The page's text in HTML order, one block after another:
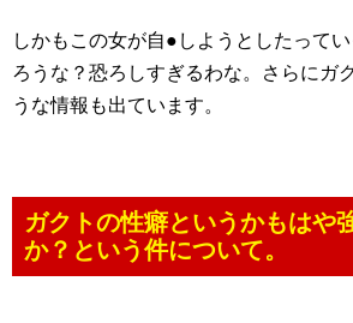
しかもこの女が自●しようとしたって
ろうな？恐ろしすぎるわな。さらにガ
うな情報も出ています。
ガクトの性癖というかもはや
か？という件について。